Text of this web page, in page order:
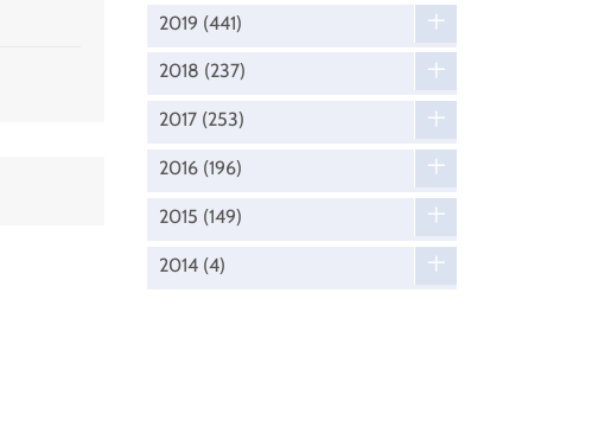
2019 (441)
2018 (237)
2017 (253)
2016 (196)
2015 (149)
2014 (4)